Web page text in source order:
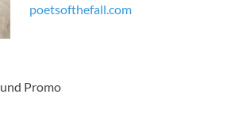
poetsofthefall.com
Promo